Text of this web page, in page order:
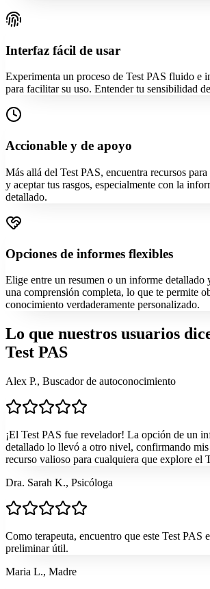
Interfaz fácil de usar
Experimenta un proceso de Test PAS fluido e
para facilitar su uso. Entender tu sensibilidad
Accionable y de apoyo
Más allá del Test PAS, encuentra recursos
y aceptar tus rasgos, especialmente con la
detallado.
Opciones de informes flexibles
Elige entre un resumen o un informe detallado
una comprensión completa, lo que te permite
conocimiento verdaderamente personalizado.
Lo que nuestros usuarios
Test PAS
Alex P., Buscador de autoconocimiento
¡El Test PAS fue revelador! La opción de un
detallado lo llevó a otro nivel, confirmando mis
recurso valioso para cualquiera que explore el
Dra. Sarah K., Psicóloga
Como terapeuta, encuentro que este Test PAS
preliminar útil.
Maria L., Madre